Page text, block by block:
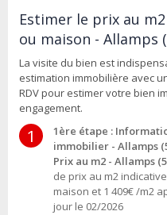
Estimer le prix au
ou maison - Allamps
La visite du bien est
estimation immobilière avec
RDV pour estimer votre bien
engagement.
1
1ère étape :
immobilier - Allamps
Prix au m2 - Allamps
de prix au m2
maison et 1 409€ /m2
jour le 02/2026